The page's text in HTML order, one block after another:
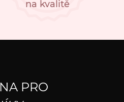
na kvalitě
PRO